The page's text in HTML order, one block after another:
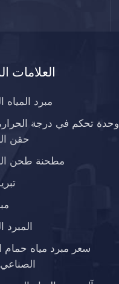
العلامات
مبرد المياه
وحدة تحكم في درجة
حقن
مطحنة طحن
المبرد
سعر مبرد مياه حمام